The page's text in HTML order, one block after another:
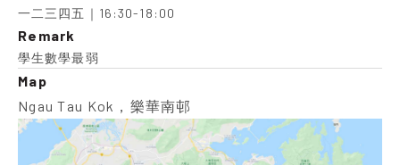
一二三四五｜16:30-18:00
Remark
學生數學最弱
Map
Ngau Tau Kok，樂華南邨